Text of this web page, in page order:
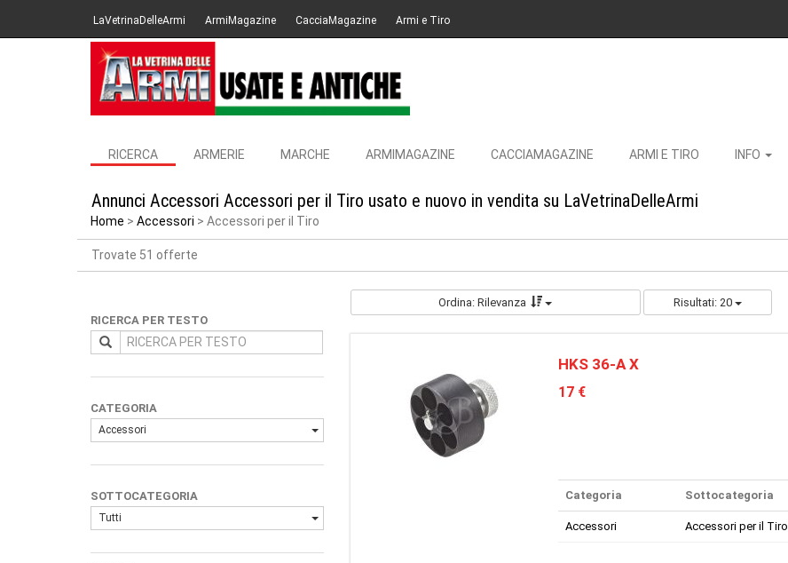
LaVetrinaDelleArmi ArmiMagazine CacciaMagazine Armi e Tiro
RICERCA ARMERIE MARCHE ARMIMAGAZINE CACCIAMAGAZINE ARMI E TIRO INFO
Annunci Accessori Accessori per il Tiro usato e nuovo in vendita su LaVetrinaDelleArmi
Home Accessori Accessori per il Tiro
Trovate 51 offerte
RICERCA PER TESTO
CATEGORIA
Accessori
SOTTOCATEGORIA
Tutti
Ordina: Rilevanza Risultati: 20
HKS 36-A X
17 €
Categoria Sottocategoria
Accessori Accessori per il Tiro